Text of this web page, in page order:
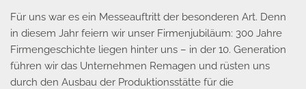
Für uns war es ein Messeauftritt der besonderen Art. Denn
in diesem Jahr feiern wir unser Firmenjubiläum: 300 Jahre
Firmengeschichte liegen hinter uns – in der 10. Generation
führen wir das Unternehmen Remagen und rüsten uns
durch den Ausbau der Produktionsstätte für die